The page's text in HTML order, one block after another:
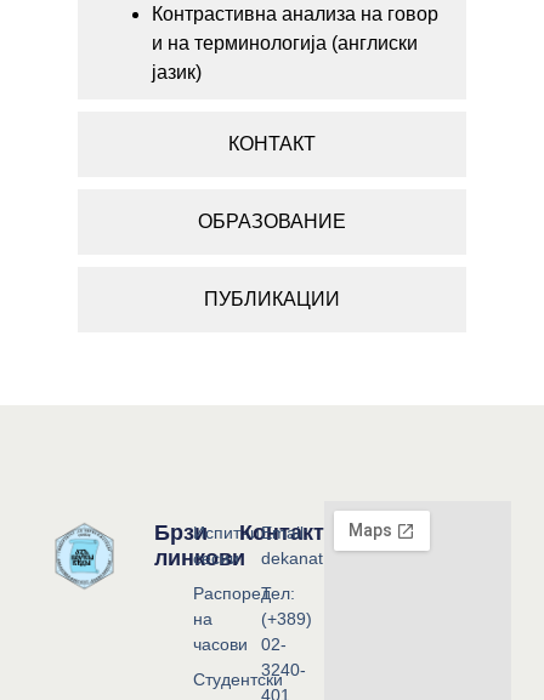
КОНТАКТ
ОБРАЗОВАНИЕ
ПУБЛИКАЦИИ
Контрастивна анализа на говор
и на терминологија (англиски
јазик)
Брзи
линкови
Испитни
сесии
Распоред
на
часови
Студентски
Контакт
Email:
dekanat@flf.ukim.edu.mk
Тел:
(+389)
02-
3240-
401